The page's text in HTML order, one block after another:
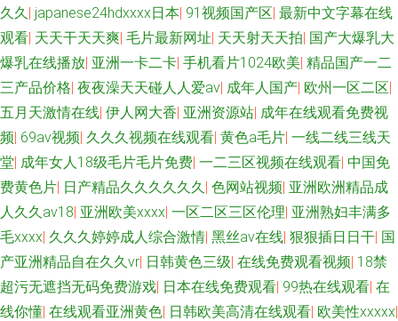
久久| japanese24hdxxxx日本| 91视频国产区| 最新中文字幕在线
观看| 天天干天天爽| 毛片最新网址| 天天射天天拍| 国产大爆乳大
爆乳在线播放| 亚洲一卡二卡| 手机看片1024欧美| 精品国产一二
三产品价格| 夜夜澡天天碰人人爱av| 成年人国产| 欧州一区二区|
五月天激情在线| 伊人网大香| 亚洲资源站| 成年在线观看免费视
频| 69av视频| 久久久视频在线观看| 黄色a毛片| 一线二线三线天
堂| 成年女人18级毛片毛片免费| 一二三区视频在线观看| 中国免
费黄色片| 日产精品久久久久久久| 色网站视频| 亚洲欧洲精品成
人久久av18| 亚洲欧美xxxx| 一区二区三区伦理| 亚洲熟妇丰满多
毛xxxx| 久久久婷婷成人综合激情| 黑丝av在线| 狠狠插日日干| 国
产亚洲精品自在久久vr| 日韩黄色三级| 在线免费观看视频| 18禁
超污无遮挡无码免费游戏| 日本在线免费观看| 99热在线观看| 在
线你懂| 在线观看亚洲黄色| 日韩欧美高清在线观看| 欧美性xxxxx|